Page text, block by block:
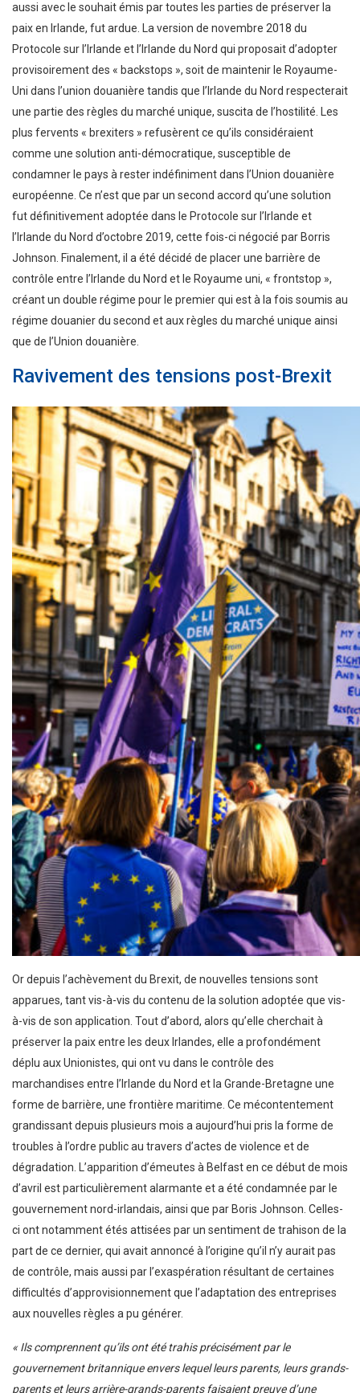
aussi avec le souhait émis par toutes les parties de préserver la
paix en Irlande, fut ardue. La version de novembre 2018 du
Protocole sur l’Irlande et l’Irlande du Nord qui proposait d’adopter
provisoirement des « backstops », soit de maintenir le Royaume-
Uni dans l’union douanière tandis que l’Irlande du Nord respecterait
une partie des règles du marché unique, suscita de l’hostilité. Les
plus fervents « brexiters » refusèrent ce qu’ils considéraient
comme une solution anti-démocratique, susceptible de
condamner le pays à rester indéfiniment dans l’Union douanière
européenne. Ce n’est que par un second accord qu’une solution
fut définitivement adoptée dans le Protocole sur l’Irlande et
l’Irlande du Nord d’octobre 2019, cette fois-ci négocié par Borris
Johnson. Finalement, il a été décidé de placer une barrière de
contrôle entre l’Irlande du Nord et le Royaume uni, « frontstop »,
créant un double régime pour le premier qui est à la fois soumis au
régime douanier du second et aux règles du marché unique ainsi
que de l’Union douanière.
Ravivement des tensions post-Brexit
Or depuis l’achèvement du Brexit, de nouvelles tensions sont
apparues, tant vis-à-vis du contenu de la solution adoptée que vis-
à-vis de son application. Tout d’abord, alors qu’elle cherchait à
préserver la paix entre les deux Irlandes, elle a profondément
déplu aux Unionistes, qui ont vu dans le contrôle des
marchandises entre l’Irlande du Nord et la Grande-Bretagne une
forme de barrière, une frontière maritime. Ce mécontentement
grandissant depuis plusieurs mois a aujourd’hui pris la forme de
troubles à l’ordre public au travers d’actes de violence et de
dégradation. L’apparition d’émeutes à Belfast en ce début de mois
d’avril est particulièrement alarmante et a été condamnée par le
gouvernement nord-irlandais, ainsi que par Boris Johnson. Celles-
ci ont notamment étés attisées par un sentiment de trahison de la
part de ce dernier, qui avait annoncé à l’origine qu’il n’y aurait pas
de contrôle, mais aussi par l’exaspération résultant de certaines
difficultés d’approvisionnement que l’adaptation des entreprises
aux nouvelles règles a pu générer.
« Ils comprennent qu’ils ont été trahis précisément par le
gouvernement britannique envers lequel leurs parents, leurs grands-
parents et leurs arrière-grands-parents faisaient preuve d’une